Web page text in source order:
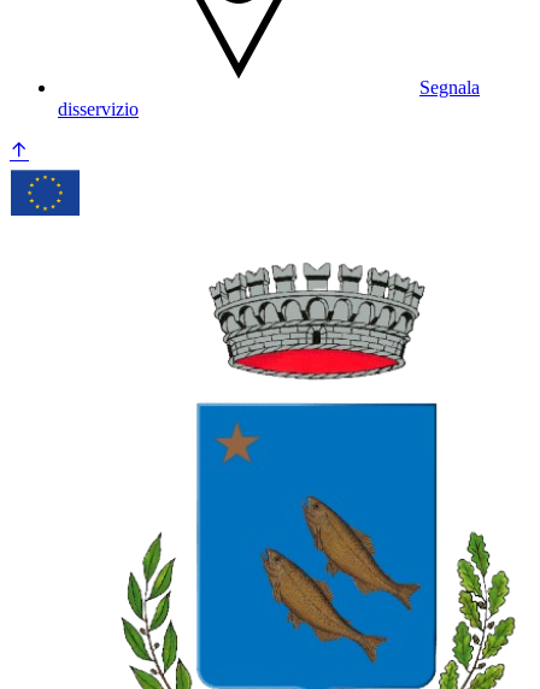
Segnala
disservizio